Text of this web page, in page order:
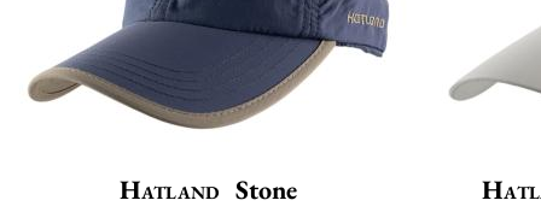
Hatland Stone